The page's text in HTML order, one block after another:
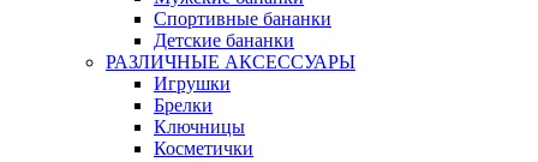
Спортивные бананки
Детские бананки
РАЗЛИЧНЫЕ АКСЕССУАРЫ
Игрушки
Брелки
Ключницы
Косметички